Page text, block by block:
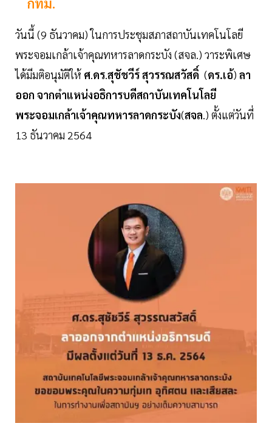
วันนี้ (9 ธันวาคม) ในการประชุมสภาสถาบันเทคโนโลยี
พระจอมเกล้าเจ้าคุณทหารลาดกระบัง (สจล.) วาระพิเศษ
ได้มีมติอนุมัติให้ ศ.ดร.สุชัชวีร์สุวรรณสวัสดิ์ (ดร.เอ้) ลา
ออก จากตำแหน่งอธิการบดีสถาบันเทคโนโลยี
พระจอมเกล้าเจ้าคุณทหารลาดกระบัง(สจล.) ตั้งแต่วันที่
13 ธันวาคม 2564